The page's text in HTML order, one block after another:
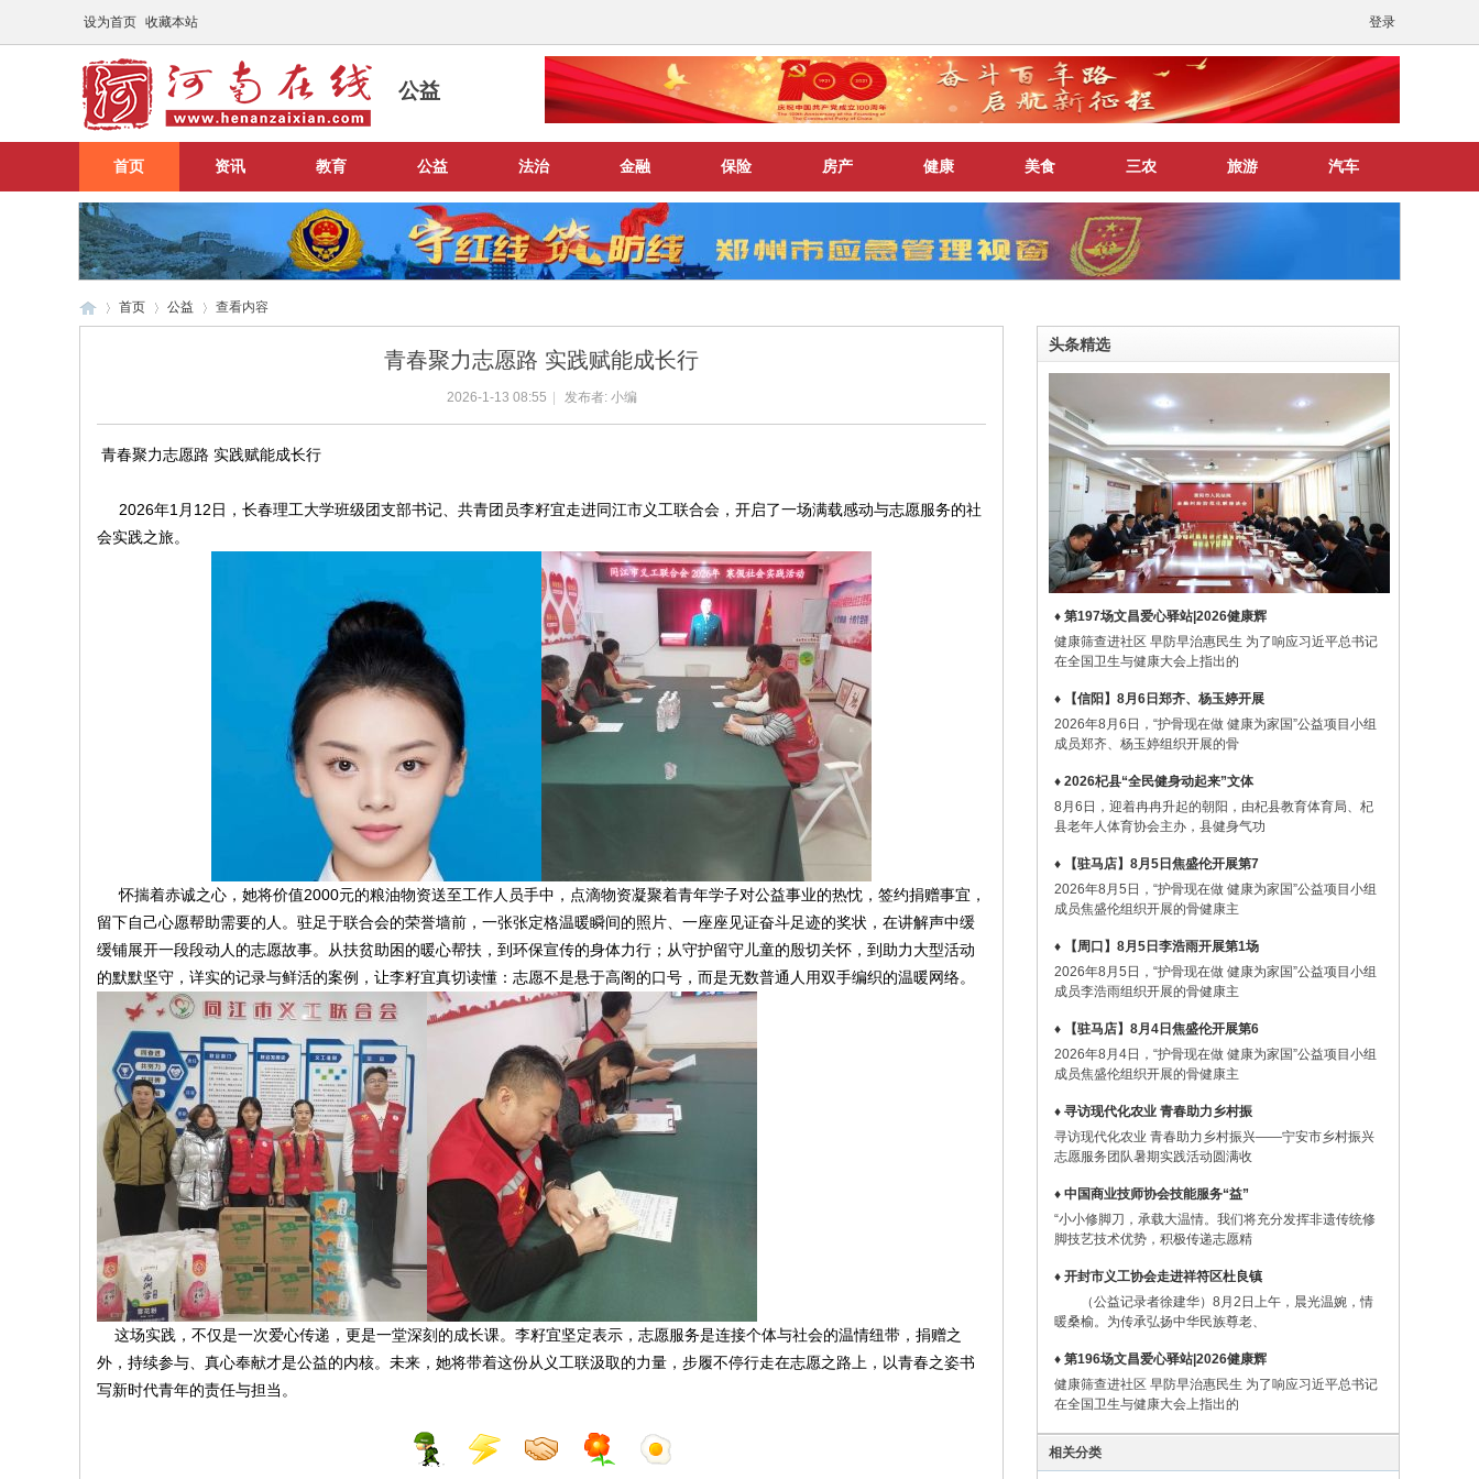
设为首页 收藏本站 登录
公益
首页 资讯 教育 公益 法治 金融 保险 房产 健康 美食 三农 旅游 汽车
首页 公益 查看内容
青春聚力志愿路 实践赋能成长行
2026-1-13 08:55 发布者: 小编
青春聚力志愿路 实践赋能成长行
2026年1月12日，长春理工大学班级团支部书记、共青团员李籽宜走进同江市义工联合会，开启了一场满载感动与志愿服务的社
会实践之旅。
怀揣着赤诚之心，她将价值2000元的粮油物资送至工作人员手中，点滴物资凝聚着青年学子对公益事业的热忱，签约捐赠事宜，
留下自己心愿帮助需要的人。驻足于联合会的荣誉墙前，一张张定格温暖瞬间的照片、一座座见证奋斗足迹的奖状，在讲解声中缓
缓铺展开一段段动人的志愿故事。从扶贫助困的暖心帮扶，到环保宣传的身体力行；从守护留守儿童的殷切关怀，到助力大型活动
的默默坚守，详实的记录与鲜活的案例，让李籽宜真切读懂：志愿不是悬于高阁的口号，而是无数普通人用双手编织的温暖网络。
这场实践，不仅是一次爱心传递，更是一堂深刻的成长课。李籽宜坚定表示，志愿服务是连接个体与社会的温情纽带，捐赠之
外，持续参与、真心奉献才是公益的内核。未来，她将带着这份从义工联汲取的力量，步履不停行走在志愿之路上，以青春之姿书
写新时代青年的责任与担当。
头条精选
♦ 第197场文昌爱心驿站|2026健康辉
健康筛查进社区 早防早治惠民生 为了响应习近平总书记
在全国卫生与健康大会上指出的
♦ 【信阳】8月6日郑齐、杨玉婷开展
2026年8月6日，“护骨现在做 健康为家国”公益项目小组
成员郑齐、杨玉婷组织开展的骨
♦ 2026杞县“全民健身动起来”文体
8月6日，迎着冉冉升起的朝阳，由杞县教育体育局、杞
县老年人体育协会主办，县健身气功
♦ 【驻马店】8月5日焦盛伦开展第7
2026年8月5日，“护骨现在做 健康为家国”公益项目小组
成员焦盛伦组织开展的骨健康主
♦ 【周口】8月5日李浩雨开展第1场
2026年8月5日，“护骨现在做 健康为家国”公益项目小组
成员李浩雨组织开展的骨健康主
♦ 【驻马店】8月4日焦盛伦开展第6
2026年8月4日，“护骨现在做 健康为家国”公益项目小组
成员焦盛伦组织开展的骨健康主
♦ 寻访现代化农业 青春助力乡村振
寻访现代化农业 青春助力乡村振兴——宁安市乡村振兴
志愿服务团队暑期实践活动圆满收
♦ 中国商业技师协会技能服务“益”
“小小修脚刀，承载大温情。我们将充分发挥非遗传统修
脚技艺技术优势，积极传递志愿精
♦ 开封市义工协会走进祥符区杜良镇
（公益记录者徐建华）8月2日上午，晨光温婉，情
暖桑榆。为传承弘扬中华民族尊老、
♦ 第196场文昌爱心驿站|2026健康辉
健康筛查进社区 早防早治惠民生 为了响应习近平总书记
在全国卫生与健康大会上指出的
相关分类